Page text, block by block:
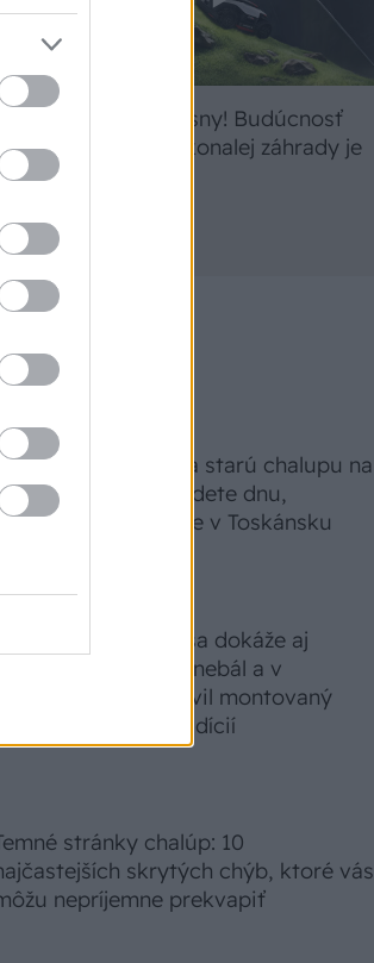
Žite svoje sny! Budúcnosť
údržby dokonalej záhrady je
Na Morave prerobila starú chalupu na
Keď vojdete dnu,
zabudnete, že nie ste v Toskánsku
S motorovou pílou sa dokáže aj
podpísať. Slovák sa nebál a v
Čičmanoch si postavil montovaný
domček v duchu tradícií
stránky chalúp: 10
skrytých chýb, ktoré vás
nepríjemne prekvapiť